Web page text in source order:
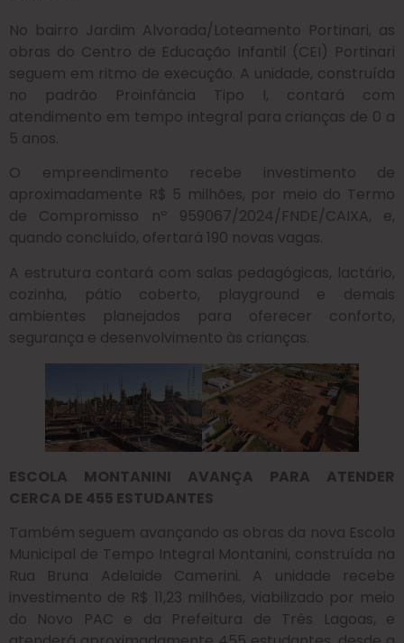
No bairro Jardim Alvorada/Loteamento Portinari, as
obras do Centro de Educação Infantil (CEI) Portinari
seguem em ritmo de execução. A unidade, construída
no padrão Proinfância Tipo I, contará com
atendimento em tempo integral para crianças de 0 a
5 anos.
O empreendimento recebe investimento de
aproximadamente R$ 5 milhões, por meio do Termo
de Compromisso nº 959067/2024/FNDE/CAIXA, e,
quando concluído, ofertará 190 novas vagas.
A estrutura contará com salas pedagógicas, lactário,
cozinha, pátio coberto, playground e demais
ambientes planejados para oferecer conforto,
segurança e desenvolvimento às crianças.
ESCOLA MONTANINI AVANÇA PARA ATENDER
CERCA DE 455 ESTUDANTES
Também seguem avançando as obras da nova Escola
Municipal de Tempo Integral Montanini, construída na
Rua Bruna Adelaide Camerini. A unidade recebe
investimento de R$ 11,23 milhões, viabilizado por meio
do Novo PAC e da Prefeitura de Três Lagoas, e